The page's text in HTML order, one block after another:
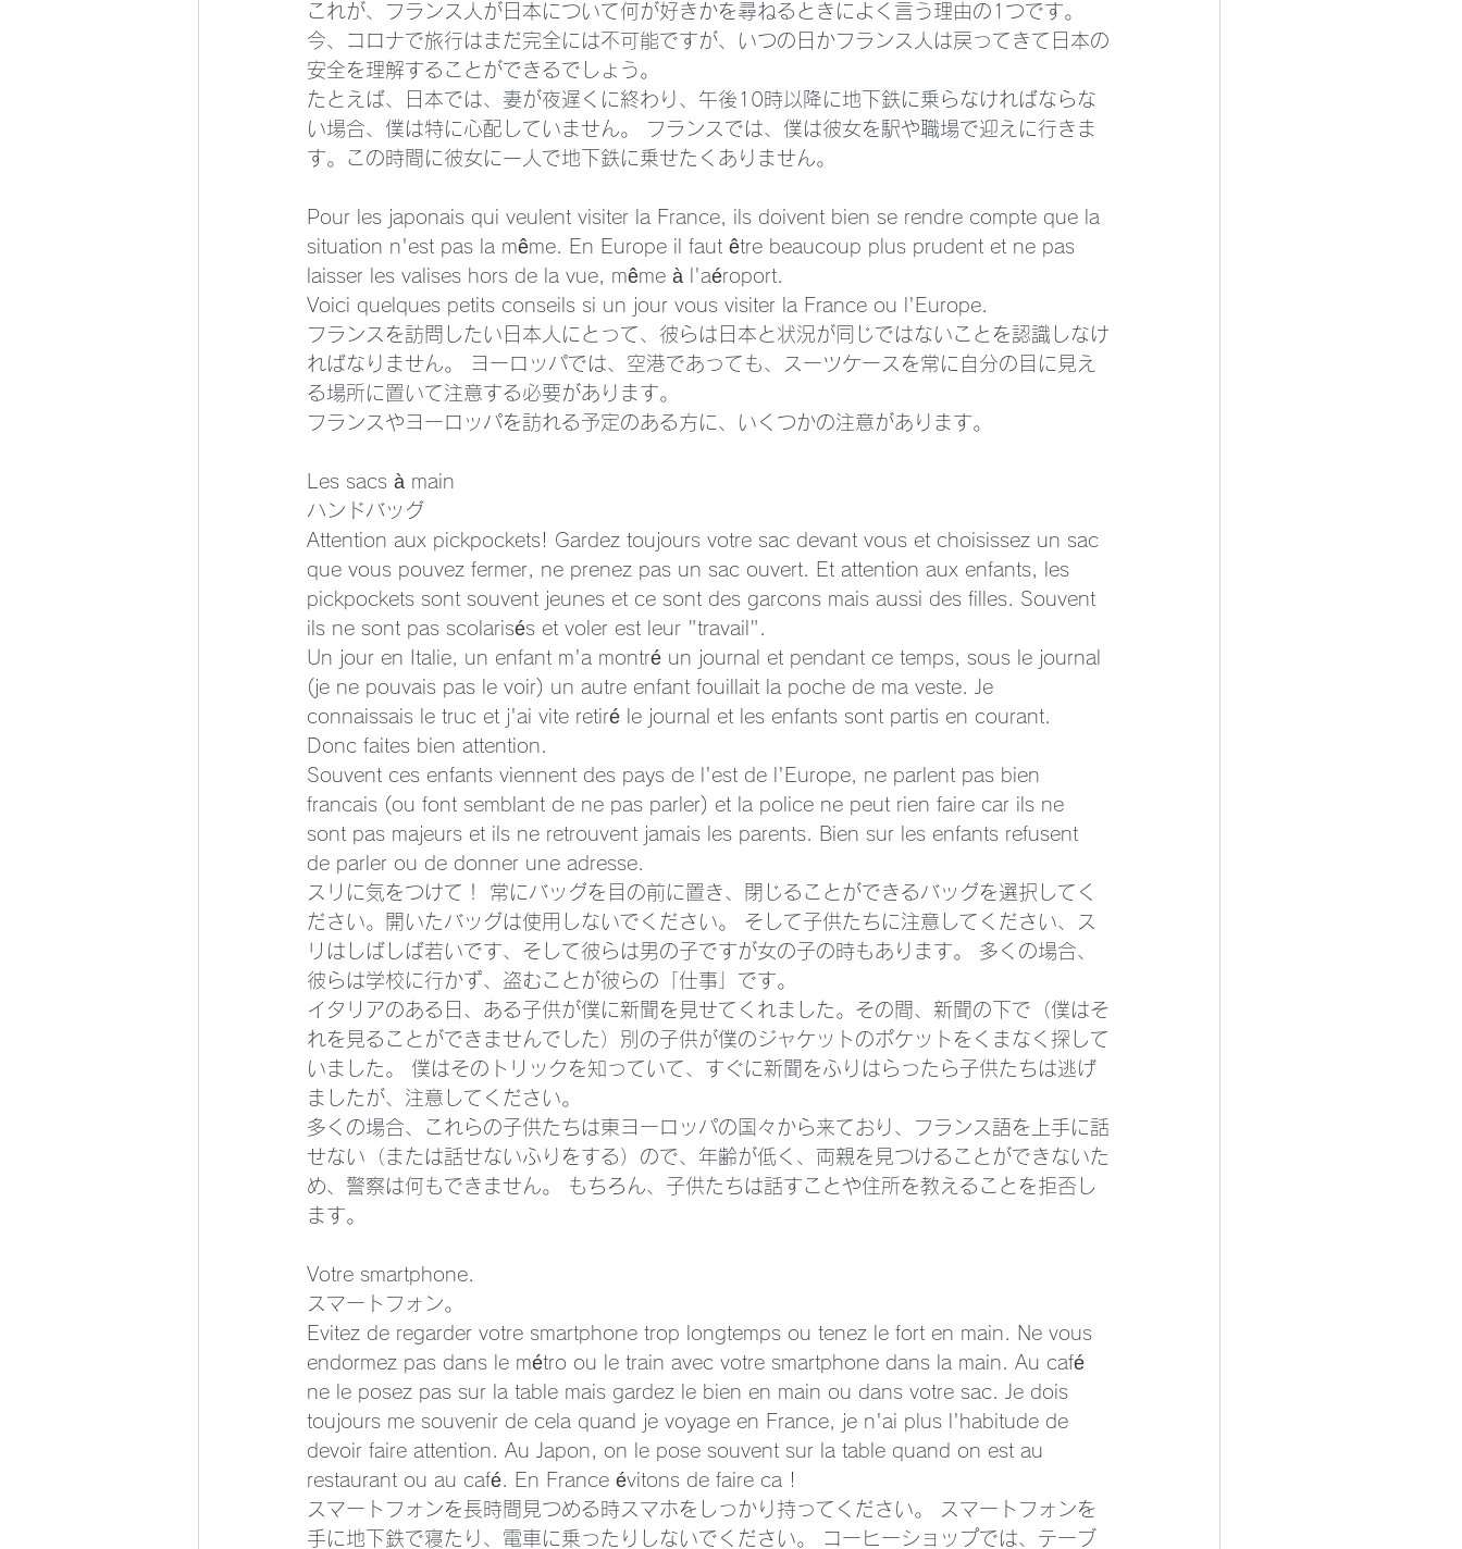
これが、フランス人が日本について何が好きかを尋ねるときによく言う理由の1つです。
今、コロナで旅行はまだ完全には不可能ですが、いつの日かフランス人は戻ってきて日本の
安全を理解することができるでしょう。
たとえば、日本では、妻が夜遅くに終わり、午後10時以降に地下鉄に乗らなければならな
い場合、僕は特に心配していません。 フランスでは、僕は彼女を駅や職場で迎えに行きま
す。この時間に彼女に一人で地下鉄に乗せたくありません。
Pour les japonais qui veulent visiter la France, ils doivent bien se rendre compte que la
situation n'est pas la même. En Europe il faut être beaucoup plus prudent et ne pas
laisser les valises hors de la vue, même à l'aéroport.
Voici quelques petits conseils si un jour vous visiter la France ou l'Europe.
フランスを訪問したい日本人にとって、彼らは日本と状況が同じではないことを認識しなけ
ればなりません。 ヨーロッパでは、空港であっても、スーツケースを常に自分の目に見え
る場所に置いて注意する必要があります。
フランスやヨーロッパを訪れる予定のある方に、いくつかの注意があります。
Les sacs à main
ハンドバッグ
Attention aux pickpockets! Gardez toujours votre sac devant vous et choisissez un sac
que vous pouvez fermer, ne prenez pas un sac ouvert. Et attention aux enfants, les
pickpockets sont souvent jeunes et ce sont des garcons mais aussi des filles. Souvent
ils ne sont pas scolarisés et voler est leur "travail".
Un jour en Italie, un enfant m'a montré un journal et pendant ce temps, sous le journal
(je ne pouvais pas le voir) un autre enfant fouillait la poche de ma veste. Je
connaissais le truc et j'ai vite retiré le journal et les enfants sont partis en courant.
Donc faites bien attention.
Souvent ces enfants viennent des pays de l'est de l'Europe, ne parlent pas bien
francais (ou font semblant de ne pas parler) et la police ne peut rien faire car ils ne
sont pas majeurs et ils ne retrouvent jamais les parents. Bien sur les enfants refusent
de parler ou de donner une adresse.
スリに気をつけて！ 常にバッグを目の前に置き、閉じることができるバッグを選択してく
ださい。開いたバッグは使用しないでください。 そして子供たちに注意してください、ス
リはしばしば若いです、そして彼らは男の子ですが女の子の時もあります。 多くの場合、
彼らは学校に行かず、盗むことが彼らの「仕事」です。
イタリアのある日、ある子供が僕に新聞を見せてくれました。その間、新聞の下で（僕はそ
れを見ることができませんでした）別の子供が僕のジャケットのポケットをくまなく探して
いました。 僕はそのトリックを知っていて、すぐに新聞をふりはらったら子供たちは逃げ
ましたが、注意してください。
多くの場合、これらの子供たちは東ヨーロッパの国々から来ており、フランス語を上手に話
せない（または話せないふりをする）ので、年齢が低く、両親を見つけることができないた
め、警察は何もできません。 もちろん、子供たちは話すことや住所を教えることを拒否し
ます。
Votre smartphone.
スマートフォン。
Evitez de regarder votre smartphone trop longtemps ou tenez le fort en main. Ne vous
endormez pas dans le métro ou le train avec votre smartphone dans la main. Au café
ne le posez pas sur la table mais gardez le bien en main ou dans votre sac. Je dois
toujours me souvenir de cela quand je voyage en France, je n'ai plus l'habitude de
devoir faire attention. Au Japon, on le pose souvent sur la table quand on est au
restaurant ou au café. En France évitons de faire ca !
スマートフォンを長時間見つめる時スマホをしっかり持ってください。 スマートフォンを
手に地下鉄で寝たり、電車に乗ったりしないでください。 コーヒーショップでは、テーブ